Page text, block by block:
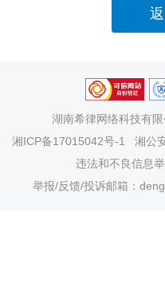
湖南希律网络科技有限
湘ICP备17015042号-1
湘公
违法和不良信息
举报/反馈/投诉邮箱：